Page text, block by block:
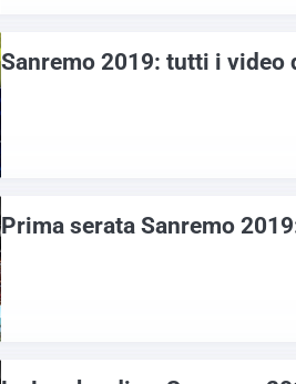
Sanremo 2019: tutti i video
Prima serata Sanremo